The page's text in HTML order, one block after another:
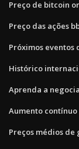
Preço de bitcoin
Preço das ações
Próximos eventos
Histórico
Aprenda a
Aumento
Preços médios